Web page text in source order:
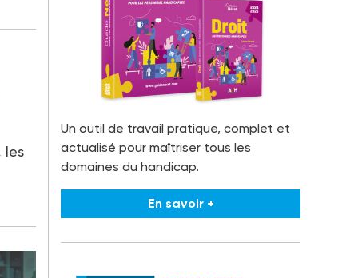
les
Un outil de travail pratique, complet et
actualisé pour maîtriser tous les
domaines du handicap.
En savoir +